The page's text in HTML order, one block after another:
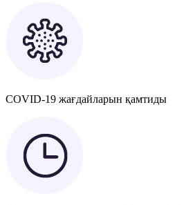
COVID-19 жағдайларын қамтиды